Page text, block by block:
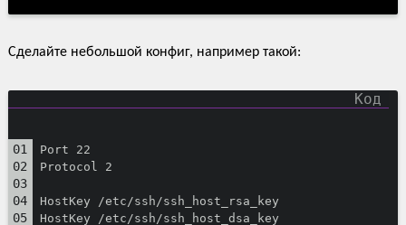
Сделайте небольшой конфиг, например такой:
Port 22
Protocol 2
HostKey /etc/ssh/ssh_host_rsa_key
HostKey /etc/ssh/ssh_host_dsa_key